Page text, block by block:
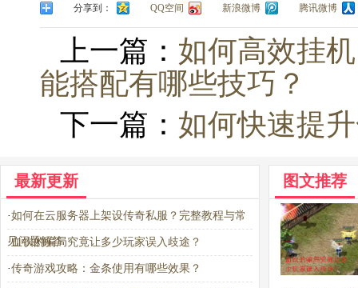
分享到： QQ空间 新浪微博 腾讯微博
上一篇： 如何高效挂
能搭配有哪些技巧？
下一篇： 如何快速提
最新更新
·如何在云服务器上架设传奇私服？完整教程与常
见问题解答
·血饮的骗局究竟让多少玩家误入歧途？
·传奇游戏攻略：金条使用有哪些效果？
图文推荐